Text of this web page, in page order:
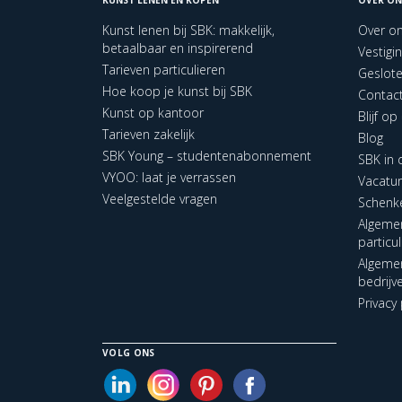
Kunst lenen bij SBK: makkelijk,
betaalbaar en inspirerend
Tarieven particulieren
Hoe koop je kunst bij SBK
Kunst op kantoor
Tarieven zakelijk
SBK Young – studentenabonnement
VYOO: laat je verrassen
Veelgestelde vragen
Over
Blijf op
Blog
SBK in
VOLG ONS